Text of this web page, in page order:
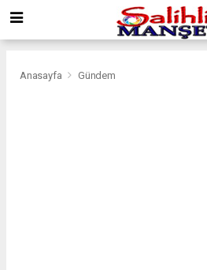
Anasayfa Gündem